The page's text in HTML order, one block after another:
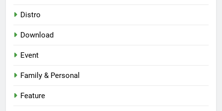
Distro
Download
Event
Family & Personal
Feature